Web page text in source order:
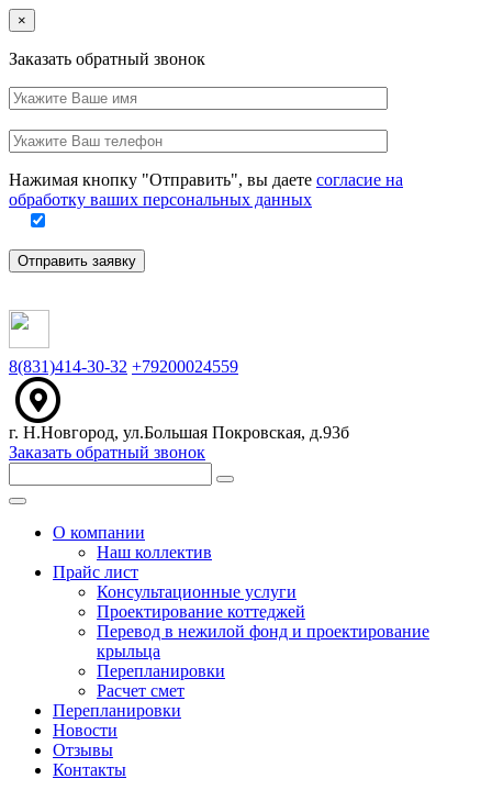
×
Заказать обратный звонок
Ваше
имя
это
Ваш
телефон
Нажимая кнопку "Отправить", вы даете согласие на
обработку ваших персональных данных
Отправить заявку
8(831)414-30-32 +79200024559
г. Н.Новгород, ул.Большая Покровская, д.93б
Заказать обратный звонок
Меню
О компании
Наш коллектив
Прайс лист
Консультационные услуги
Проектирование коттеджей
Перевод в нежилой фонд и проектирование
крыльца
Перепланировки
Расчет смет
Перепланировки
Новости
Отзывы
Контакты